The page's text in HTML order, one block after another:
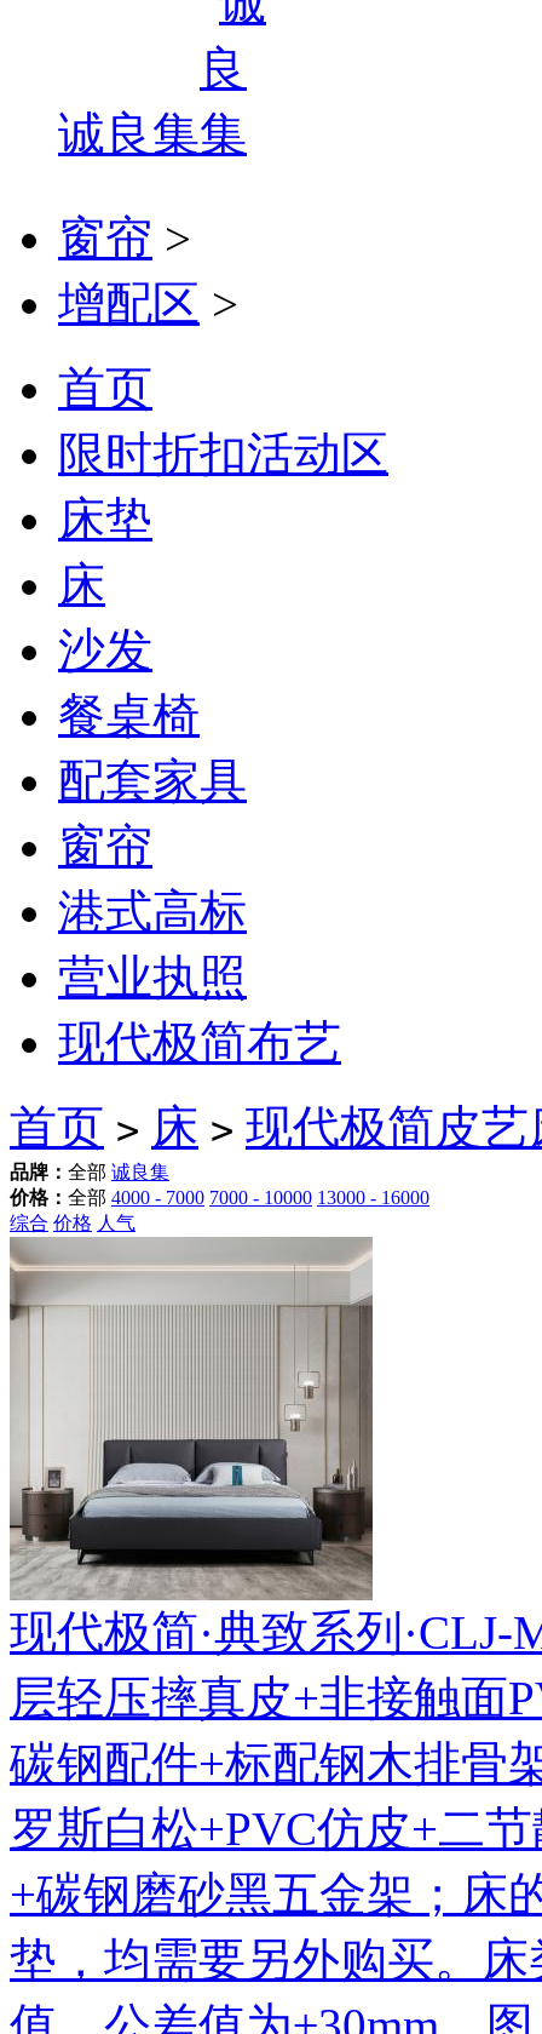
诚良集
窗帘 >
增配区 >
首页
限时折扣活动区
床垫
床
沙发
餐桌椅
配套家具
窗帘
港式高标
营业执照
现代极简布艺
首页 > 床 > 现代极简皮艺
品牌： 全部 诚良集
价格： 全部 4000 - 7000 7000 - 10000 13000 - 16000
综合 价格 人气
现代极简·典致系列·CLJ-
层轻压摔真皮+非接触面
碳钢配件+标配钢木排骨
罗斯白松+PVC仿皮+二
+碳钢磨砂黑五金架；床
垫，均需要另外购买。